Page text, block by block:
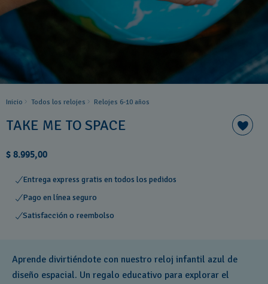
Inicio Todos los relojes Relojes 6-10 años ​
TAKE ME TO SPACE
$ 8.995,00
Entrega express gratis en todos los pedidos
Pago en línea seguro
Satisfacción o reembolso
Aprende divirtiéndote con nuestro reloj infantil azul de
diseño espacial. Un regalo educativo para explorar el